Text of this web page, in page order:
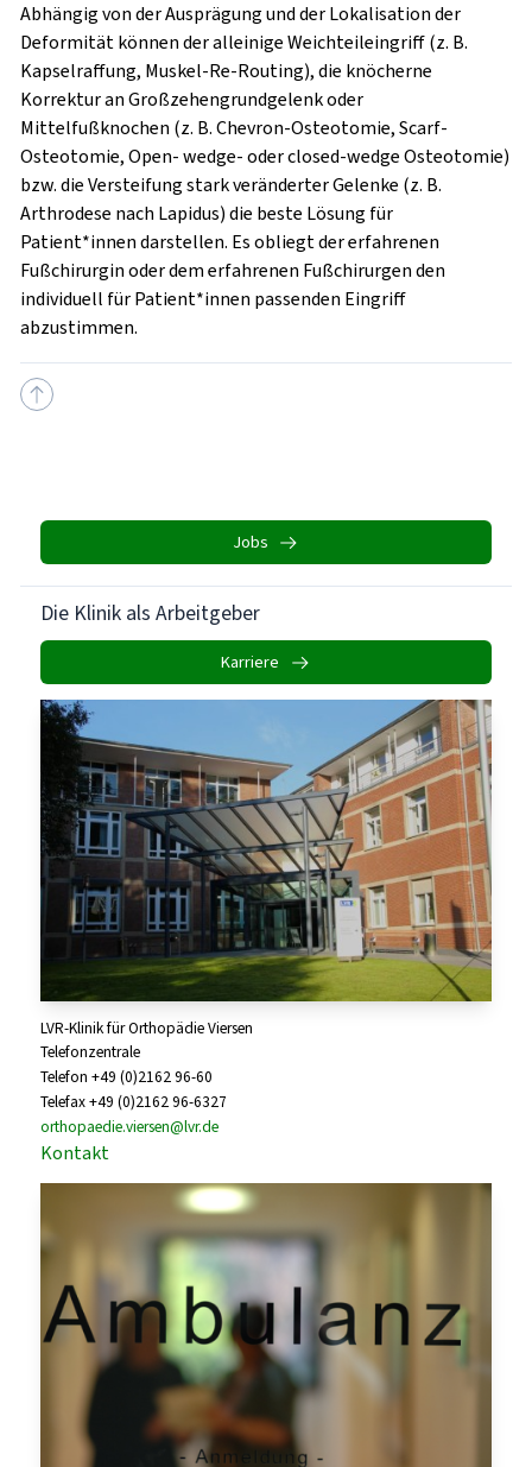
Abhängig von der Ausprägung und der Lokalisation der
Deformität können der alleinige Weichteileingriff (z. B.
Kapselraffung, Muskel-Re-Routing), die knöcherne
Korrektur an Großzehengrundgelenk oder
Mittelfußknochen (z. B. Chevron-Osteotomie, Scarf-
Osteotomie, Open- wedge- oder closed-wedge Osteotomie)
bzw. die Versteifung stark veränderter Gelenke (z. B.
Arthrodese nach Lapidus) die beste Lösung für
Patient*innen darstellen. Es obliegt der erfahrenen
Fußchirurgin oder dem erfahrenen Fußchirurgen den
individuell für Patient*innen passenden Eingriff
abzustimmen.
Jobs
Die Klinik als Arbeitgeber
Karriere
LVR-Klinik für Orthopädie Viersen
Telefonzentrale
Telefon +49 (0)2162 96-60
Telefax +49 (0)2162 96-6327
orthopaedie.viersen@lvr.de
Kontakt